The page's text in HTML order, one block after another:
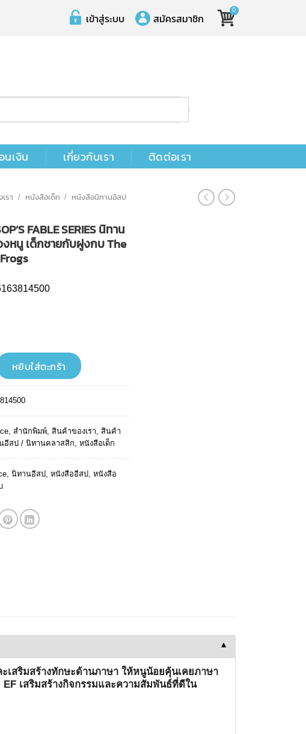
เข้าสู่ระบบ สมัครสมาชิก
0
นเงิน เกี่ยวกับเรา ติดต่อเรา
รา / หนังสือเด็ก / หนังสือนิทานอีสป
FABLE SERIES นิทาน
หนู เด็กชายกับฝูงกบ The
62. FABLE SERIES นิทานอีสปเล่มแรกของหนู เด็กชายกับฝูงกบ The Boys and the
หยิบใส่ตะกร้า
, สำนักพิมพ์, สินค้าของเรา, สินค้า
อีสป / นิทานคลาสสิก, หนังสือเด็ก
, นิทานอีสป, หนังสืออีสป, หนังสือ
▼
สริมสร้างทักษะด้านภาษา ให้หนูน้อยคุ้นเคยภาษา
เสริมสร้างกิจกรรมและความสัมพันธ์ที่ดีใน